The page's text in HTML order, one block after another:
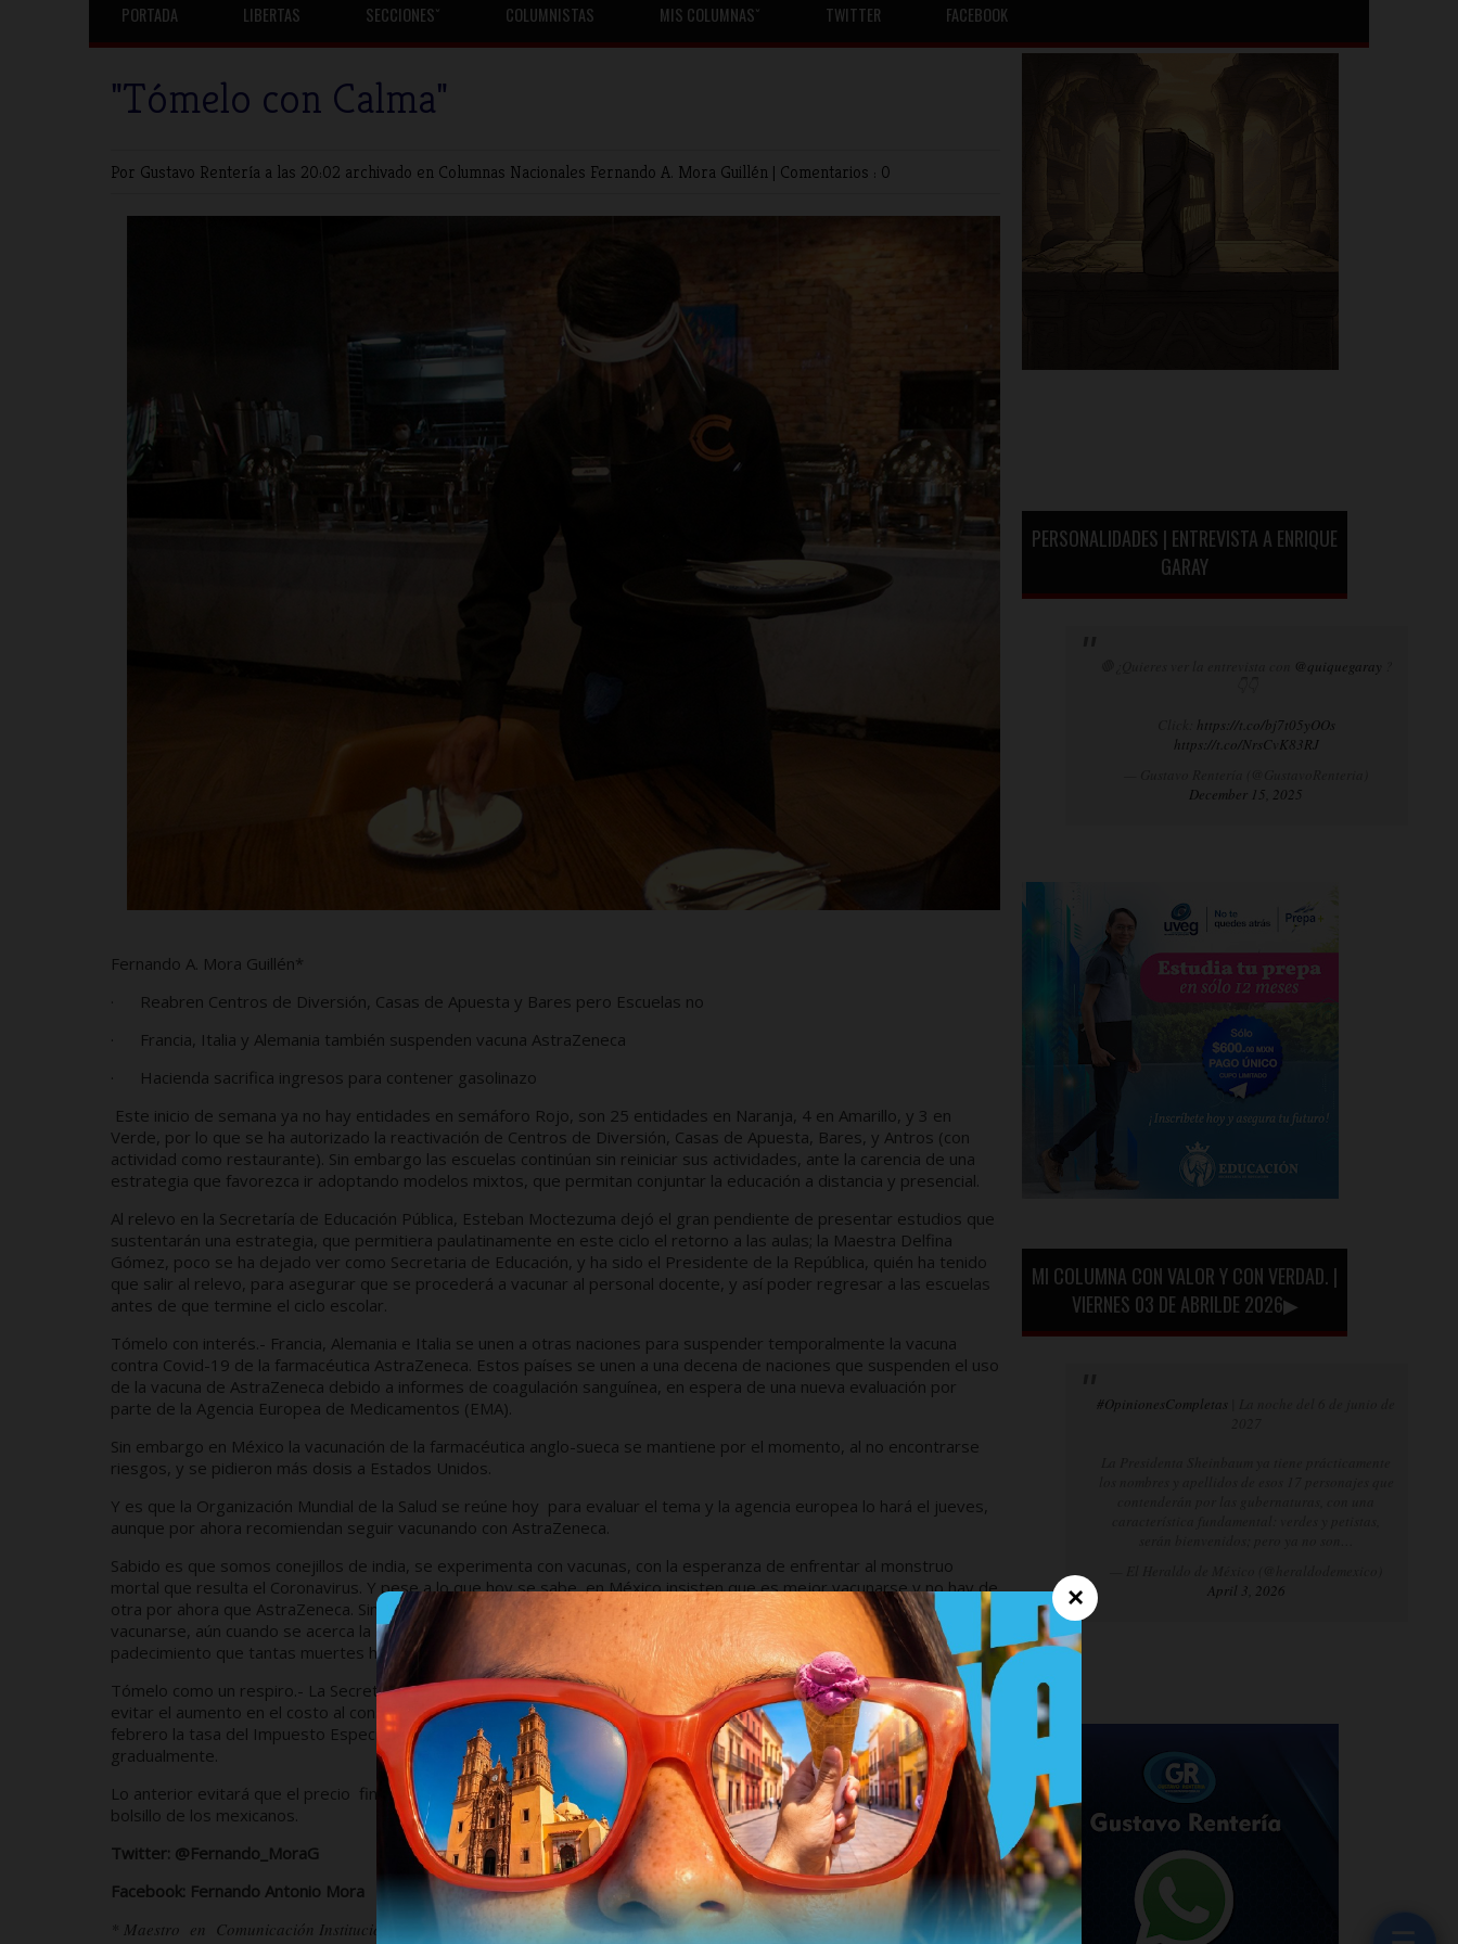
PORTADA LIBERTAS SECCIONESˇ COLUMNISTAS MIS COLUMNASˇ TWITTER FACEBOOK
"Tómelo con Calma"
Por Gustavo Rentería a las 20:02 archivado en Columnas Nacionales Fernando A. Mora Guillén | Comentarios : 0
Fernando A. Mora Guillén*
· Reabren Centros de Diversión, Casas de Apuesta y Bares pero Escuelas no
· Francia, Italia y Alemania también suspenden vacuna AstraZeneca
· Hacienda sacrifica ingresos para contener gasolinazo
Este inicio de semana ya no hay entidades en semáforo Rojo, son 25 entidades en Naranja, 4 en Amarillo, y 3 en
Verde, por lo que se ha autorizado la reactivación de Centros de Diversión, Casas de Apuesta, Bares, y Antros (con
actividad como restaurante). Sin embargo las escuelas continúan sin reiniciar sus actividades, ante la carencia de una
estrategia que favorezca ir adoptando modelos mixtos, que permitan conjuntar la educación a distancia y presencial.
Al relevo en la Secretaría de Educación Pública, Esteban Moctezuma dejó el gran pendiente de presentar estudios que
sustentarán una estrategia, que permitiera paulatinamente en este ciclo el retorno a las aulas; la Maestra Delfina
Gómez, poco se ha dejado ver como Secretaria de Educación, y ha sido el Presidente de la República, quién ha tenido
que salir al relevo, para asegurar que se procederá a vacunar al personal docente, y así poder regresar a las escuelas
antes de que termine el ciclo escolar.
Tómelo con interés.- Francia, Alemania e Italia se unen a otras naciones para suspender temporalmente la vacuna
contra Covid-19 de la farmacéutica AstraZeneca. Estos países se unen a una decena de naciones que suspenden el uso
de la vacuna de AstraZeneca debido a informes de coagulación sanguínea, en espera de una nueva evaluación por
parte de la Agencia Europea de Medicamentos (EMA).
Sin embargo en México la vacunación de la farmacéutica anglo-sueca se mantiene por el momento, al no encontrarse
riesgos, y se pidieron más dosis a Estados Unidos.
Y es que la Organización Mundial de la Salud se reúne hoy para evaluar el tema y la agencia europea lo hará el jueves,
aunque por ahora recomiendan seguir vacunando con AstraZeneca.
Sabido es que somos conejillos de india, se experimenta con vacunas, con la esperanza de enfrentar al monstruo
mortal que resulta el Coronavirus. Y pese a lo que hoy se sabe, en México insisten que es mejor vacunarse y no hay de
otra por ahora que AstraZeneca. Sin embargo hay temor, y seguramente muchos mexicanos habrán de preferir evitar
vacunarse, aún cuando se acerca la Semana Mayor en que seguramente se presentará una nueva oleada del
padecimiento que tantas muertes ha cobrado al mundo entero.
Tómelo como un respiro.- La Secretaría de Hacienda se ha visto forzada a reducir la carga fiscal de las gasolinas, para
evitar el aumento en el costo al consumidor, ante el incremento de los precios internacionales del petróleo. A partir de
febrero la tasa del Impuesto Especial sobre Producción y Servicios (IEPS) para el combustible ha bajado
gradualmente.
Lo anterior evitará que el precio final de las gasolinas se dispare, lo que resulta un respiro al ya de por si mermado
bolsillo de los mexicanos.
Twitter: @Fernando_MoraG
Facebook: Fernando Antonio Mora
* Maestro en Comunicación Institucional por la Universidad Panamericana.
×
PERSONALIDADES | ENTREVISTA A ENRIQUE
GARAY
@quiquegaray
https://t.co/bj7t05yOOs
https://t.co/NrsCvK83RJ
December 15, 2025
MI COLUMNA CON VALOR Y CON VERDAD. |
VIERNES 03 DE ABRILDE 2026▶
#OpinionesCompletas
April 3, 2026